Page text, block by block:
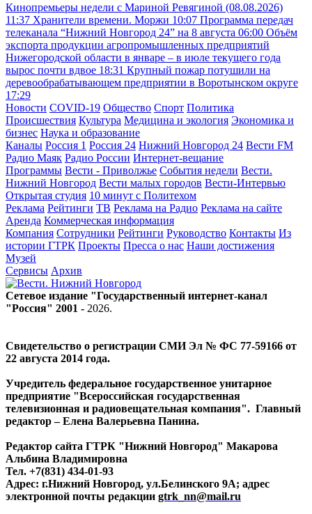
Кинопремьеры недели с Мариной Ревягиной (08.08.2026)
11:37 Хранители времени. Моржи 10:07 Программа передач
телеканала “Нижний Новгород 24” на 8 августа 06:00 Объём
экспорта продукции агропромышленных предприятий
Нижегородской области в январе – в июле текущего года
вырос почти вдвое 18:31 Крупный пожар потушили на
деревообрабатывающем предприятии в Воротынском округе
17:29
Новости COVID-19 Общество Спорт Политика
Происшествия Культура Медицина и экология Экономика и
бизнес Наука и образование
Каналы Россия 1 Россия 24 Нижний Новгород 24 Вести FM
Радио Маяк Радио России Интернет-вещание
Программы Вести - Приволжье События недели Вести.
Нижний Новгород Вести малых городов Вести-Интервью
Открытая студия 10 минут с Политехом
Реклама Рейтинги ТВ Реклама на Радио Реклама на сайте
Аренда Коммерческая информация
Компания Сотрудники Рейтинги Руководство Контакты Из
истории ГТРК Проекты Пресса о нас Наши достижения
Музей
Сервисы Архив
Сетевое издание "Государственный интернет-канал
"Россия" 2001 - 2026.
Свидетельство о регистрации СМИ Эл № ФС 77-59166 от
22 августа 2014 года.
Учредитель федеральное государственное унитарное
предприятие "Всероссийская государственная
телевизионная и радиовещательная компания". Главный
редактор – Елена Валерьевна Панина.
Редактор сайта ГТРК "Нижний Новгород" Макарова
Альбина Владимировна
Тел. +7(831) 434-01-93
Адрес: г.Нижний Новгород, ул.Белинского 9А; адрес
электронной почты редакции gtrk_nn@mail.ru